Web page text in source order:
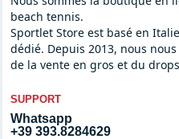
beach tennis.
Sportlet Store est basé en
dédié. Depuis 2013, nous
de la vente en gros et du
SUPPORT
Whatsapp
+39 393.8284629